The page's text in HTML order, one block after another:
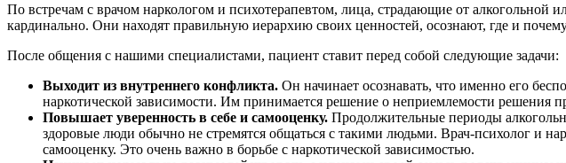
По встречам с врачом наркологом и психотерапевтом, лица, страдающие от алкогольной
кардинально. Они находят правильную иерархию своих ценностей, осознают, где и
После общения с нашими специалистами, пациент ставит перед собой следующие задачи:
Выходит из внутреннего конфликта. Он начинает осознавать, что именно его
наркотической зависимости. Им принимается решение о неприемлемости решения
Повышает уверенность в себе и самооценку. Продолжительные периоды
здоровые люди обычно не стремятся общаться с такими людьми. Врач-психолог и
самооценку. Это очень важно в борьбе с наркотической зависимостью.